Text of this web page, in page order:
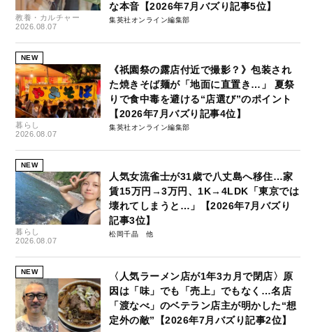
教養・カルチャー
2026.08.07
な本音【2026年7月バズり記事5位】
集英社オンライン編集部
NEW
暮らし
2026.08.07
《祇園祭の露店付近で撮影？》包装され
た焼きそば麺が「地面に直置き…」 夏祭
りで食中毒を避ける“店選び”のポイント
【2026年7月バズり記事4位】
集英社オンライン編集部
NEW
暮らし
2026.08.07
人気女流雀士が31歳で八丈島へ移住…家
賃15万円→3万円、1K→4LDK「東京では
壊れてしまうと…」【2026年7月バズり
記事3位】
松岡千晶
NEW
〈人気ラーメン店が1年3カ月で閉店〉原
因は「味」でも「売上」でもなく…名店
「渡なべ」のベテラン店主が明かした“想
定外の敵”【2026年7月バズり記事2位】